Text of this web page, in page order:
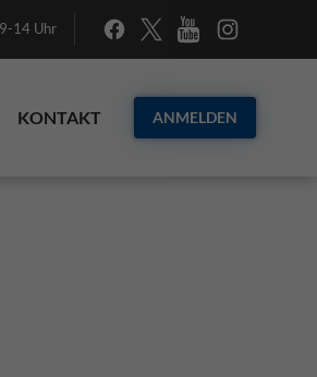
14 Uhr
KONTAKT ANMELDEN